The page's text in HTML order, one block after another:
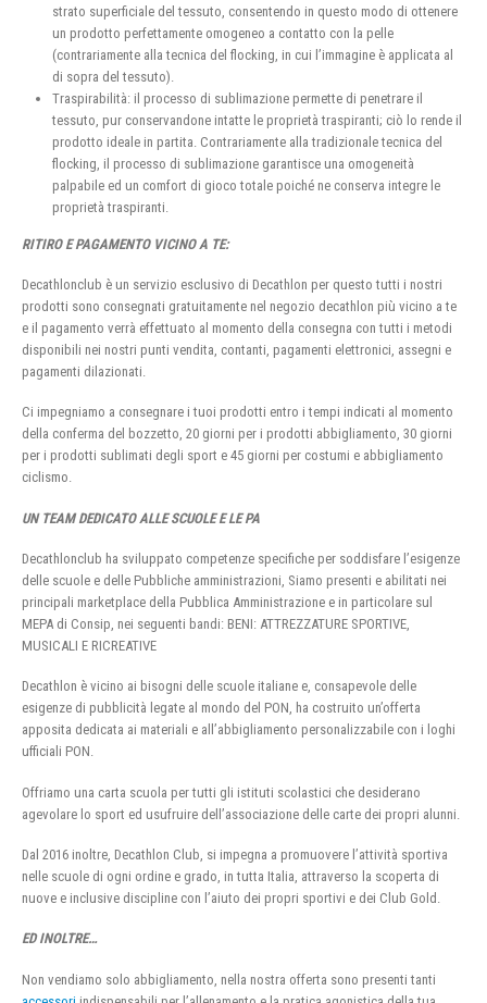
strato superficiale del tessuto, consentendo in questo modo di ottenere
un prodotto perfettamente omogeneo a contatto con la pelle
(contrariamente alla tecnica del flocking, in cui l’immagine è applicata al
di sopra del tessuto).
Traspirabilità: il processo di sublimazione permette di penetrare il
tessuto, pur conservandone intatte le proprietà traspiranti; ciò lo rende il
prodotto ideale in partita. Contrariamente alla tradizionale tecnica del
flocking, il processo di sublimazione garantisce una omogeneità
palpabile ed un comfort di gioco totale poiché ne conserva integre le
proprietà traspiranti.
RITIRO E PAGAMENTO VICINO A TE:
Decathlonclub è un servizio esclusivo di Decathlon per questo tutti i nostri
prodotti sono consegnati gratuitamente nel negozio decathlon più vicino a te
e il pagamento verrà effettuato al momento della consegna con tutti i metodi
disponibili nei nostri punti vendita, contanti, pagamenti elettronici, assegni e
pagamenti dilazionati.
Ci impegniamo a consegnare i tuoi prodotti entro i tempi indicati al momento
della conferma del bozzetto, 20 giorni per i prodotti abbigliamento, 30 giorni
per i prodotti sublimati degli sport e 45 giorni per costumi e abbigliamento
ciclismo.
UN TEAM DEDICATO ALLE SCUOLE E LE PA
Decathlonclub ha sviluppato competenze specifiche per soddisfare l’esigenze
delle scuole e delle Pubbliche amministrazioni, Siamo presenti e abilitati nei
principali marketplace della Pubblica Amministrazione e in particolare sul
MEPA di Consip, nei seguenti bandi: BENI: ATTREZZATURE SPORTIVE,
MUSICALI E RICREATIVE
Decathlon è vicino ai bisogni delle scuole italiane e, consapevole delle
esigenze di pubblicità legate al mondo del PON, ha costruito un’offerta
apposita dedicata ai materiali e all’abbigliamento personalizzabile con i loghi
ufficiali PON.
Offriamo una carta scuola per tutti gli istituti scolastici che desiderano
agevolare lo sport ed usufruire dell’associazione delle carte dei propri alunni.
Dal 2016 inoltre, Decathlon Club, si impegna a promuovere l’attività sportiva
nelle scuole di ogni ordine e grado, in tutta Italia, attraverso la scoperta di
nuove e inclusive discipline con l’aiuto dei propri sportivi e dei Club Gold.
ED INOLTRE…
Non vendiamo solo abbigliamento, nella nostra offerta sono presenti tanti